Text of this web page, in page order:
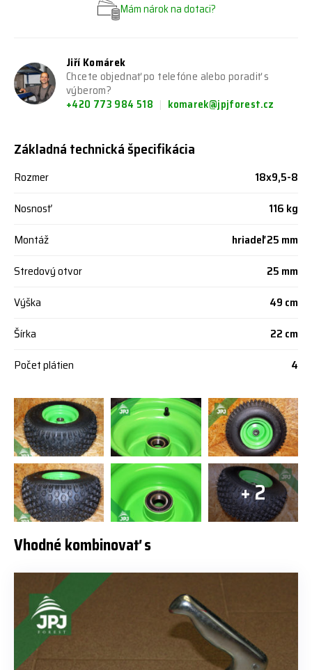
+ 2
Mám nárok na dotaci?
Jiří Komárek
Chcete objednať po telefóne alebo poradiť s
výberom?
+420 773 984 518
komarek@jpjforest.cz
Základná technická špecifikácia
Rozmer
18x9,5-8
Nosnosť
116 kg
Montáž
hriadeľ 25 mm
Stredový otvor
25 mm
Výška
49 cm
Šírka
22 cm
Počet plátien
4
Vhodné kombinovať s